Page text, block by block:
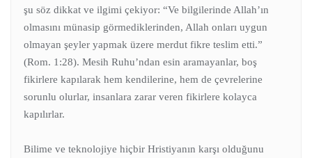
şu söz dikkat ve ilgimi çekiyor: “Ve bilgilerinde Allah’ın
olmasını münasip görmediklerinden, Allah onları uygun
olmayan şeyler yapmak üzere merdut fikre teslim etti.”
(Rom. 1:28). Mesih Ruhu’ndan esin aramayanlar, boş
fikirlere kapılarak hem kendilerine, hem de çevrelerine
sorunlu olurlar, insanlara zarar veren fikirlere kolayca
kapılırlar.
Bilime ve teknolojiye hiçbir Hristiyanın karşı olduğunu